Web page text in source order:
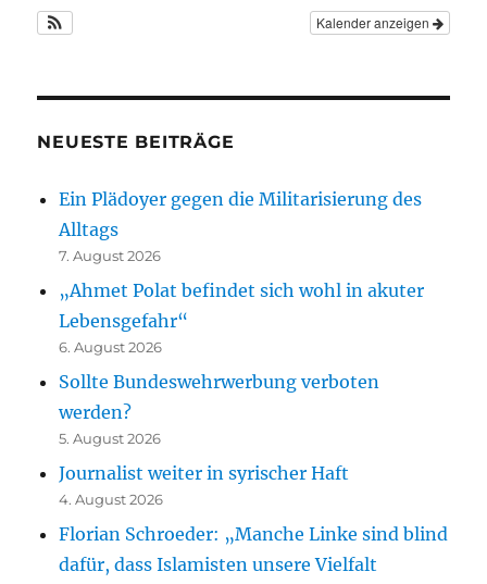
Kalender anzeigen
NEUESTE BEITRÄGE
Ein Plädoyer gegen die Militarisierung des
Alltags
7. August 2026
„Ahmet Polat befindet sich wohl in akuter
Lebensgefahr“
6. August 2026
Sollte Bundeswehrwerbung verboten
werden?
5. August 2026
Journalist weiter in syrischer Haft
4. August 2026
Florian Schroeder: „Manche Linke sind blind
dafür, dass Islamisten unsere Vielfalt